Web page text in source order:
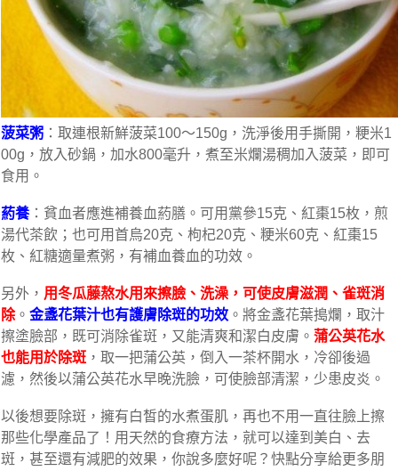
菠菜粥 ：取連根新鮮菠菜100～150g，洗淨後用手撕開，粳米1
00g，放入砂鍋，加水800毫升，煮至米爛湯稠加入菠菜，即可
食用。
葯養 ：貧血者應進補養血葯膳。可用黨參15克、紅棗15枚，煎
湯代茶飲；也可用首烏20克、枸杞20克、粳米60克、紅棗15
枚、紅糖適量煮粥，有補血養血的功效。
另外， 用冬瓜藤熬水用來擦臉、洗澡，可使皮膚滋潤、雀斑消
除。 金盞花葉汁也有護膚除斑的功效 。將金盞花葉搗爛，取汁
擦塗臉部，既可消除雀斑，又能清爽和潔白皮膚。 蒲公英花水
也能用於除斑 ，取一把蒲公英，倒入一茶杯開水，冷卻後過
濾，然後以蒲公英花水早晚洗臉，可使臉部清潔，少患皮炎。
以後想要除斑，擁有白皙的水煮蛋肌，再也不用一直往臉上擦
那些化學產品了！用天然的食療方法，就可以達到美白、去
斑，甚至還有減肥的效果，你說多麼好呢？快點分享給更多朋